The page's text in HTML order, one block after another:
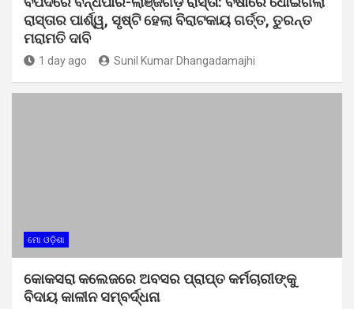
ରାସ୍ତାର ପାର୍ଶ୍ୱ, ସୃଷ୍ଟି ହେଲା ବିରାଟକାୟ ଗର୍ତ୍ତ, ତୁରନ୍ତ
ମରାମତି ଦାବି
1 day ago Sunil Kumar Dhangadamajhi
ମୋ ଓଡ଼ିଶା
କୋକସରା କଲେଜରେ ଅବସର ପ୍ରାପ୍ତ କର୍ମଚାରୀଙ୍କୁ
ବିଦାୟ କାଳୀନ ସମ୍ବର୍ଦ୍ଧନା